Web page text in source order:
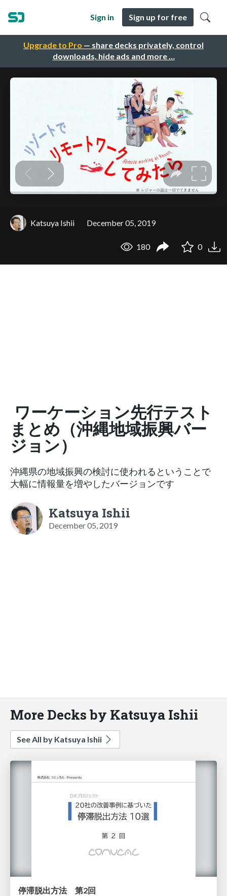
Upgrade to Pro — share decks privately, control
downloads, hide ads and more …
Sign in Sign up for free
Katsuya Ishii December 05, 2019
180 0
ワーケーション先行テスト
まとめ（沖縄地域振興バー
ジョン）
沖縄県の地域振興の検討に使われるということで
大幅に情報量を増やしたバージョンです
Katsuya Ishii
December 05, 2019
More Decks by Katsuya Ishii
See All by Katsuya Ishii
停滞脱出方法 第2回